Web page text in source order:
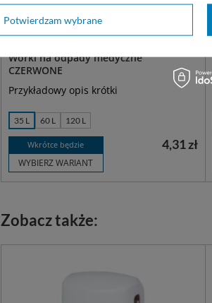
Worki na odpady medyczne
CZERWONE
Przykładowy opis krótki
35 L 60 L 120 L
Wkrótce będzie
WYBIERZ WARIANT
4,31 zł
Zobacz także:
Potwierdzam wybrane